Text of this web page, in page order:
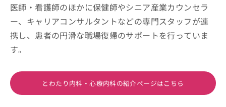
医師・看護師のほかに保健師やシニア産業カウンセラ
ー、キャリアコンサルタントなどの専門スタッフが連
携し、患者の円滑な職場復帰のサポートを行っていま
す。
とわたり内科・心療内科の紹介ページはこちら